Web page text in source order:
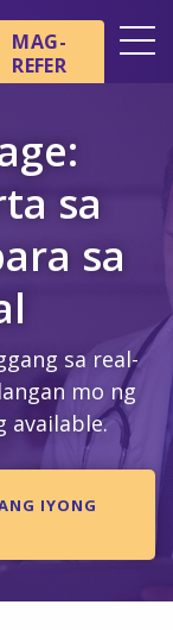
MAG-
REFER
sa
sa
sa real-
mo ng
available.
IYONG